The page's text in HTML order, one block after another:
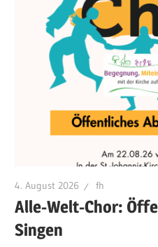
4. August 2026 fh
Alle-Welt-Chor:
Singen